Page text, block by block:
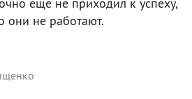
они не работают.